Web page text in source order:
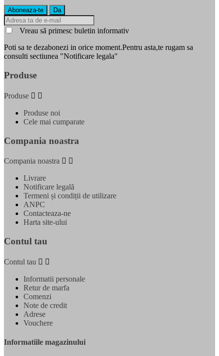
Vreau să primesc buletin informativ
Poti sa te dezabonezi in orice moment.Pentru asta,te rugam sa
consulti sectiunea "Notificare legala"
Produse
Produse  
Produse noi
Cele mai cumparate
Compania noastra
Compania noastra  
Livrare
Notificare legală
Termeni și condiții de utilizare
ANPC
Contacteaza-ne
Harta site-ului
Contul tau
Contul tau  
Informatii personale
Retur de marfa
Comenzi
Note de credit
Adrese
Vouchere
Informatiile magazinului